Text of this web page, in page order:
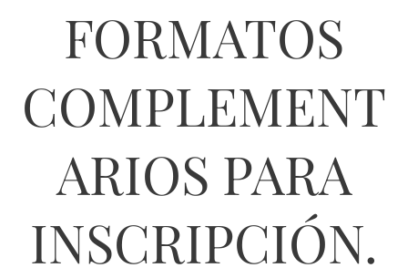
FORMATOS
COMPLEMENT
ARIOS PARA
INSCRIPCIÓN.